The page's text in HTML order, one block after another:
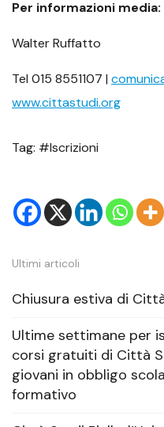
Per informazioni media:
Walter Ruffatto
Tel 015 8551107 |
www.cittastudi.org
Tag: #Iscrizioni
Ultimi articoli
Chiusura estiva di
Ultime settimane per
corsi gratuiti di Città
giovani in obbligo
formativo